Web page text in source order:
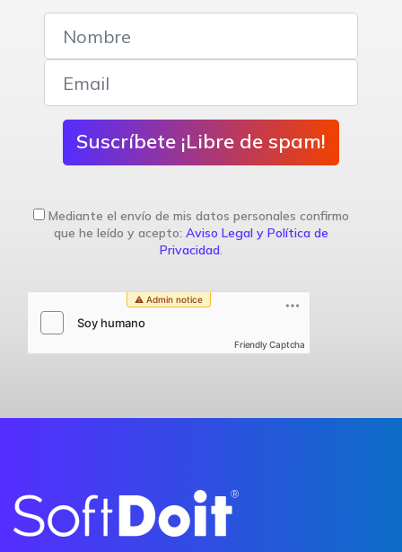
Suscríbete ¡Libre de spam!
Mediante el envío de mis datos personales confirmo
que he leído y acepto: Aviso Legal y Política de
Privacidad.
Friendly Captcha